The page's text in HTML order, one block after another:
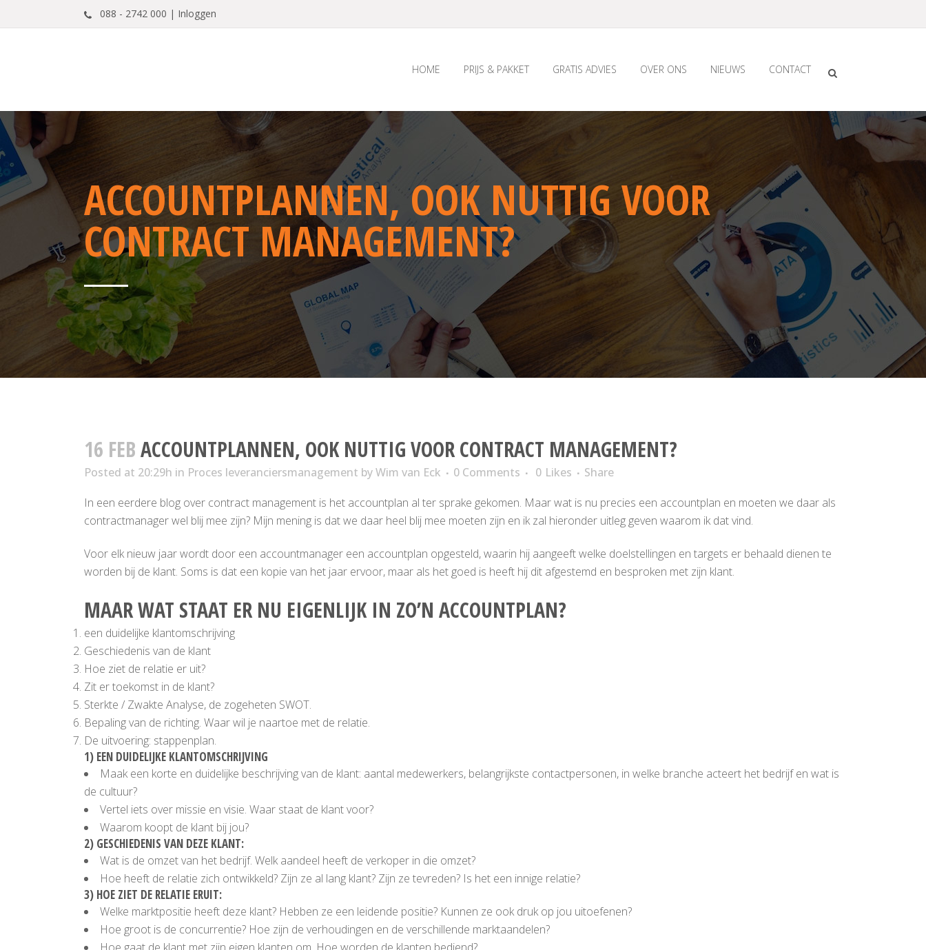
088 - 2742 000 | Inloggen
HOME PRIJS & PAKKET GRATIS ADVIES OVER ONS NIEUWS CONTACT
ACCOUNTPLANNEN, OOK NUTTIG VOOR
CONTRACT MANAGEMENT?
16 FEBACCOUNTPLANNEN, OOK NUTTIG VOOR CONTRACT MANAGEMENT?
Posted at 20:29h in Proces leveranciersmanagement byWim van Eck 0 Comments 0 Likes
Share
In een eerdere blog over contract management is het accountplan al ter sprake gekomen. Maar wat is nu precies een accountplan en moeten we daar als
contractmanager wel blij mee zijn? Mijn mening is dat we daar heel blij mee moeten zijn en ik zal hieronder uitleg geven waarom ik dat vind.
Voor elk nieuw jaar wordt door een accountmanager een accountplan opgesteld, waarin hij aangeeft welke doelstellingen en targets er behaald dienen te
worden bij de klant. Soms is dat een kopie van het jaar ervoor, maar als het goed is heeft hij dit afgestemd en besproken met zijn klant.
MAAR WAT STAAT ER NU EIGENLIJK IN ZO’N ACCOUNTPLAN?
een duidelijke klantomschrijving
Geschiedenis van de klant
Hoe ziet de relatie er uit?
Zit er toekomst in de klant?
Sterkte / Zwakte Analyse, de zogeheten SWOT.
Bepaling van de richting. Waar wil je naartoe met de relatie.
De uitvoering: stappenplan.
1) EEN DUIDELIJKE KLANTOMSCHRIJVING
Maak een korte en duidelijke beschrijving van de klant: aantal medewerkers, belangrijkste contactpersonen, in welke branche acteert het bedrijf en wat is
de cultuur?
Vertel iets over missie en visie. Waar staat de klant voor?
Waarom koopt de klant bij jou?
2) GESCHIEDENIS VAN DEZE KLANT:
Wat is de omzet van het bedrijf. Welk aandeel heeft de verkoper in die omzet?
Hoe heeft de relatie zich ontwikkeld? Zijn ze al lang klant? Zijn ze tevreden? Is het een innige relatie?
3) HOE ZIET DE RELATIE ERUIT:
Welke marktpositie heeft deze klant? Hebben ze een leidende positie? Kunnen ze ook druk op jou uitoefenen?
Hoe groot is de concurrentie? Hoe zijn de verhoudingen en de verschillende marktaandelen?